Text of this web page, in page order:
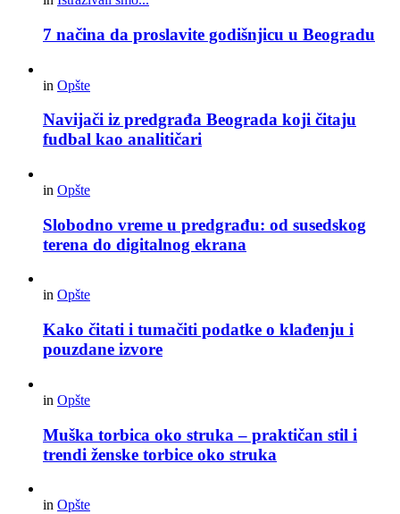
7 načina da proslavite godišnjicu u Beogradu
in Opšte
Navijači iz predgrađa Beograda koji čitaju
fudbal kao analitičari
in Opšte
Slobodno vreme u predgrađu: od susedskog
terena do digitalnog ekrana
in Opšte
Kako čitati i tumačiti podatke o klađenju i
pouzdane izvore
in Opšte
Muška torbica oko struka – praktičan stil i
trendi ženske torbice oko struka
in Opšte